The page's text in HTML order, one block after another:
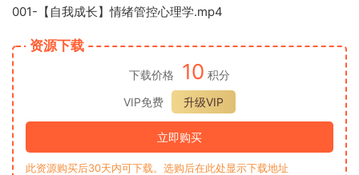
001-【自我成长】情绪管控心理学.mp4
资源下载
下载价格 10 积分
VIP免费
升级VIP
立即购买
此资源购买后30天内可下载。选购后在此处显示下载地址